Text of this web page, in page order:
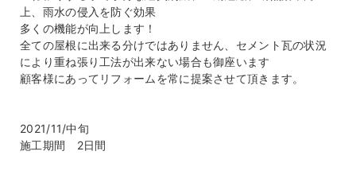
上、雨水の侵入を防ぐ効果
多くの機能が向上します！
全ての屋根に出来る分けではありません、セメント瓦の状況
により重ね張り工法が出来ない場合も御座います
顧客様にあってリフォームを常に提案させて頂きます。
2021/11/中旬
施工期間 2日間